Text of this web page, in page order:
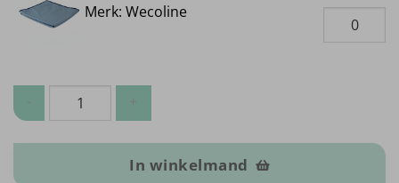
Merk: Wecoline
Glasreiniging aantal
In winkelmand